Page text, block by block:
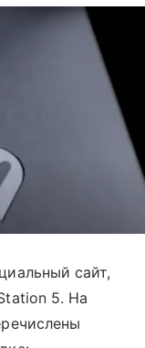
сайт,
5. На